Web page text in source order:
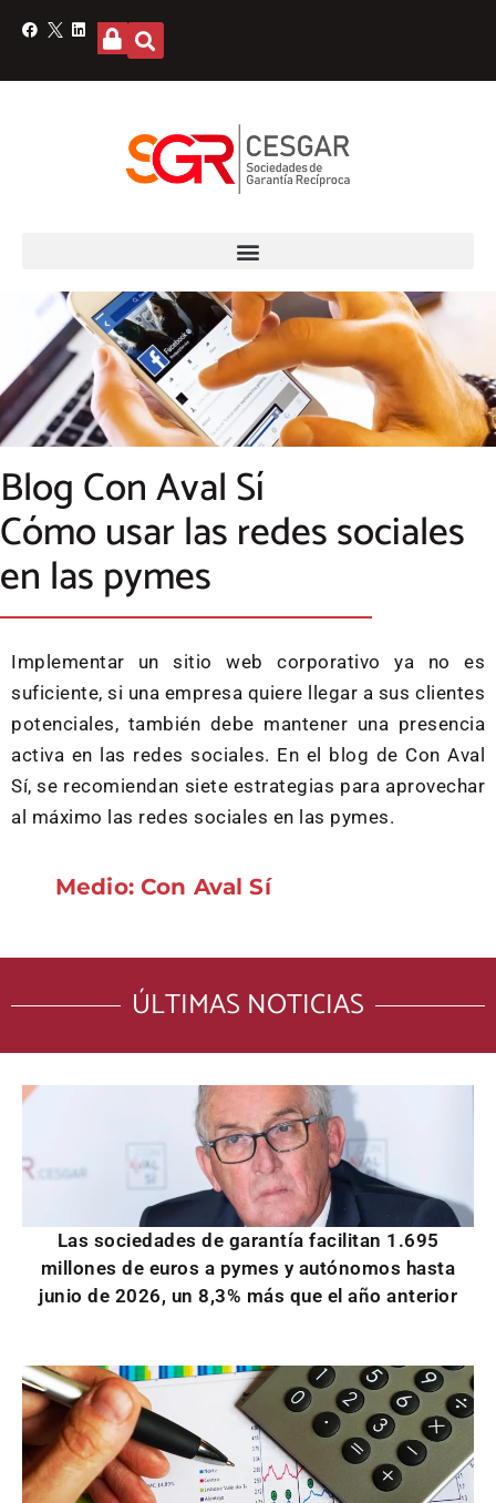
Blog Con Aval Sí
Cómo usar las redes sociales
en las pymes
Implementar un sitio web corporativo ya no es
suficiente, si una empresa quiere llegar a sus clientes
potenciales, también debe mantener una presencia
activa en las redes sociales. En el blog de Con Aval
Sí, se recomiendan siete estrategias para aprovechar
al máximo las redes sociales en las pymes.
Medio: Con Aval Sí
ÚLTIMAS NOTICIAS
Las sociedades de garantía facilitan 1.695
millones de euros a pymes y autónomos hasta
junio de 2026, un 8,3% más que el año anterior